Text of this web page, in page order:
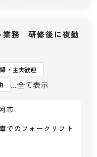
業務 研修後に夜勤
・主夫歓迎
...全て表示
市
でのフォークリフト